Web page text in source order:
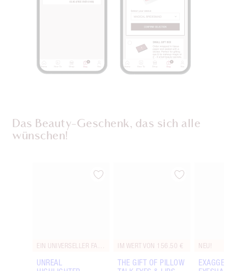
Das Beauty-Geschenk, das sich alle
wünschen!
Artikel 1 von 117
UNREAL
Artikel 2 von 117
IM WERT VON 156.50 €
THE GIFT OF PILLOW
NEU!